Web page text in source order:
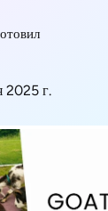
2025 г.